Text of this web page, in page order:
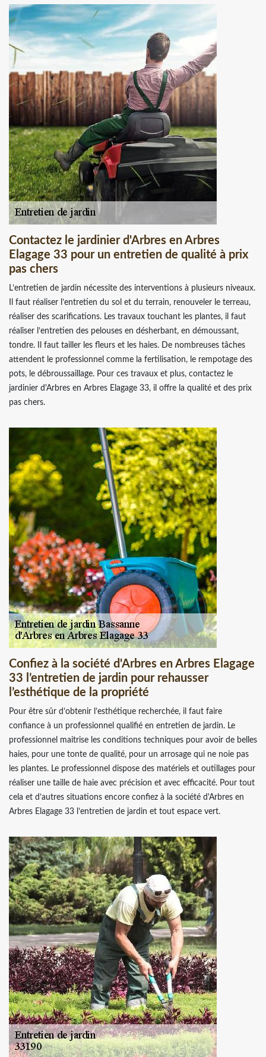
Contactez le jardinier d'Arbres en Arbres
Elagage 33 pour un entretien de qualité à prix
pas chers
L’entretien de jardin nécessite des interventions à plusieurs niveaux.
Il faut réaliser l’entretien du sol et du terrain, renouveler le terreau,
réaliser des scarifications. Les travaux touchant les plantes, il faut
réaliser l’entretien des pelouses en désherbant, en démoussant,
tondre. Il faut tailler les fleurs et les haies. De nombreuses tâches
attendent le professionnel comme la fertilisation, le rempotage des
pots, le débroussaillage. Pour ces travaux et plus, contactez le
jardinier d'Arbres en Arbres Elagage 33, il offre la qualité et des prix
pas chers.
Confiez à la société d'Arbres en Arbres Elagage
33 l’entretien de jardin pour rehausser
l’esthétique de la propriété
Pour être sûr d’obtenir l’esthétique recherchée, il faut faire
confiance à un professionnel qualifié en entretien de jardin. Le
professionnel maitrise les conditions techniques pour avoir de belles
haies, pour une tonte de qualité, pour un arrosage qui ne noie pas
les plantes. Le professionnel dispose des matériels et outillages pour
réaliser une taille de haie avec précision et avec efficacité. Pour tout
cela et d’autres situations encore confiez à la société d'Arbres en
Arbres Elagage 33 l’entretien de jardin et tout espace vert.